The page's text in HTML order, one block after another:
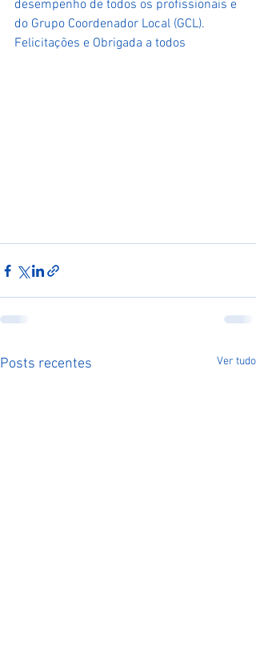
desempenho de todos os profissionais e
do Grupo Coordenador Local (GCL).
Felicitações e Obrigada a todos
Posts recentes Ver tudo